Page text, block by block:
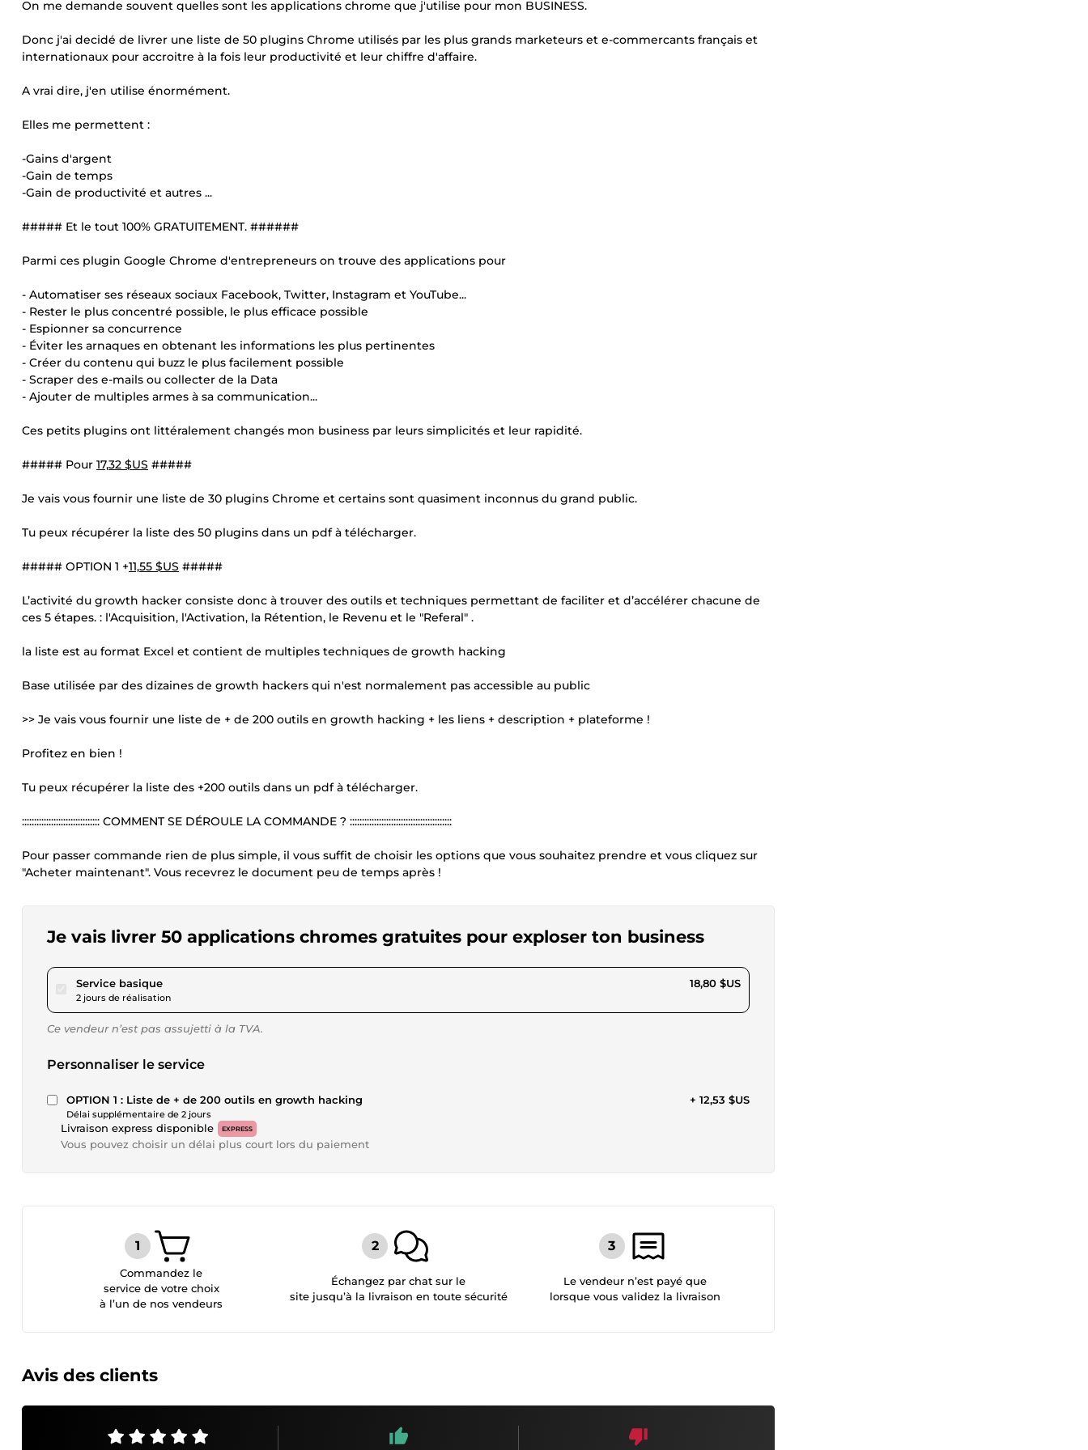
On me demande souvent quelles sont les applications chrome que j'utilise pour mon BUSINESS.
Donc j'ai decidé de livrer une liste de 50 plugins Chrome utilisés par les plus grands marketeurs et e-commercants français et
internationaux pour accroitre à la fois leur productivité et leur chiffre d'affaire.
A vrai dire, j'en utilise énormément.
Elles me permettent :
-Gains d'argent
-Gain de temps
-Gain de productivité et autres ...
##### Et le tout 100% GRATUITEMENT. ######
Parmi ces plugin Google Chrome d'entrepreneurs on trouve des applications pour
- Automatiser ses réseaux sociaux Facebook, Twitter, Instagram et YouTube...
- Rester le plus concentré possible, le plus efficace possible
- Espionner sa concurrence
- Éviter les arnaques en obtenant les informations les plus pertinentes
- Créer du contenu qui buzz le plus facilement possible
- Scraper des e-mails ou collecter de la Data
- Ajouter de multiples armes à sa communication...
Ces petits plugins ont littéralement changés mon business par leurs simplicités et leur rapidité.
##### Pour 17,32 $US #####
Je vais vous fournir une liste de 30 plugins Chrome et certains sont quasiment inconnus du grand public.
Tu peux récupérer la liste des 50 plugins dans un pdf à télécharger.
##### OPTION 1 +11,55 $US #####
L’activité du growth hacker consiste donc à trouver des outils et techniques permettant de faciliter et d’accélérer chacune de
ces 5 étapes. : l'Acquisition, l'Activation, la Rétention, le Revenu et le "Referal" .
la liste est au format Excel et contient de multiples techniques de growth hacking
Base utilisée par des dizaines de growth hackers qui n'est normalement pas accessible au public
>> Je vais vous fournir une liste de + de 200 outils en growth hacking + les liens + description + plateforme !
Profitez en bien !
Tu peux récupérer la liste des +200 outils dans un pdf à télécharger.
:::::::::::::::::::::::::::::::: COMMENT SE DÉROULE LA COMMANDE ? ::::::::::::::::::::::::::::::::::::::::::
Pour passer commande rien de plus simple, il vous suffit de choisir les options que vous souhaitez prendre et vous cliquez sur
"Acheter maintenant". Vous recevrez le document peu de temps après !
Je vais livrer 50 applications chromes gratuites pour exploser ton business
Service basiquepour 17,32 $US
2 jours de réalisation
18,80 $US
Ce vendeur n’est pas assujetti à la TVA.
Personnaliser le service
OPTION 1 : Liste de + de 200 outils en growth hacking
Délai supplémentaire de 2 jours
+ 12,53 $US
Livraison express disponible EXPRESS
Vous pouvez choisir un délai plus court lors du paiement
Commandez le
service de votre choix
à l’un de nos vendeurs
Échangez par chat sur le
site jusqu’à la livraison en toute sécurité
Le vendeur n’est payé que
lorsque vous validez la livraison
Avis des clients